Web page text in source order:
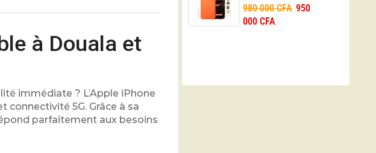
à Douala et
immédiate ? L’Apple iPhone
5G. Grâce à sa
parfaitement aux besoins
4832mAh – 01 mois
980 000CFA 950
000CFA